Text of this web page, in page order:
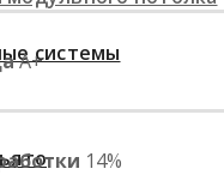
системы
A+
14%